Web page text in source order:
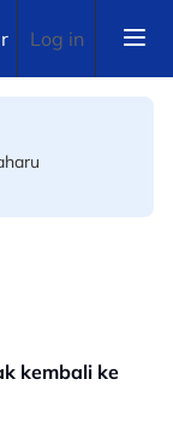
Log in
kata bekas
kembali ke